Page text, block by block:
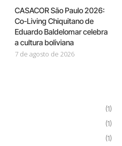
CASACOR São Paulo 2026:
Co-Living Chiquitano de
Eduardo Baldelomar celebra
a cultura boliviana
7 de agosto de 2026
(1)
(1)
(1)